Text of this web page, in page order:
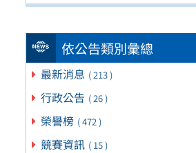
依公告類別彙總
最新消息 ( 213 )
行政公告 ( 26 )
榮譽榜 ( 472 )
競賽資訊 ( 15 )